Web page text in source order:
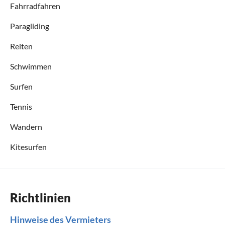
Fahrradfahren
Paragliding
Reiten
Schwimmen
Surfen
Tennis
Wandern
Kitesurfen
Richtlinien
Hinweise des Vermieters